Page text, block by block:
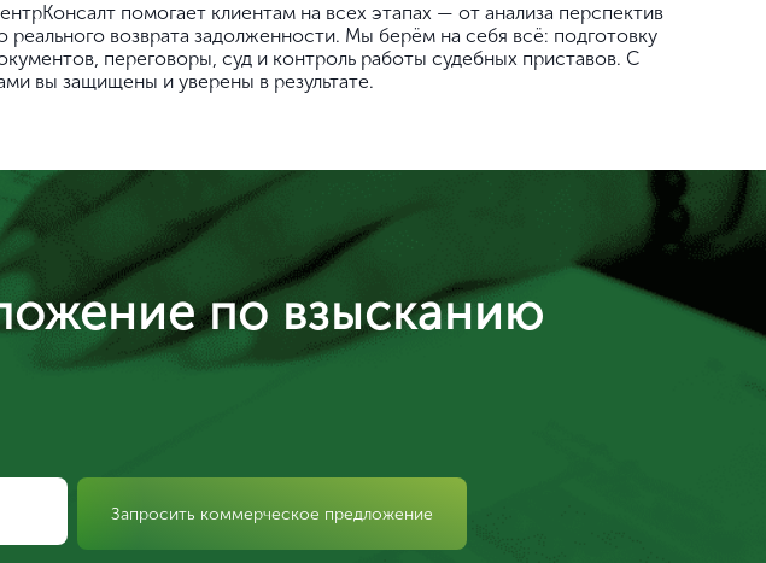
помогает клиентам на всех этапах — от анализа перспектив
реального возврата задолженности. Мы берём на себя всё: подготовку
переговоры, суд и контроль работы судебных приставов. С
вы защищены и уверены в результате.
по взысканию
Запросить коммерческое предложение